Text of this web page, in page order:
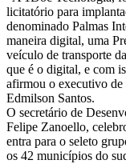
licitatório para
denominado Palmas
maneira digital, uma
veículo de transporte
que é o digital, e com
afirmou o executivo de
Edmilson Santos.
O secretário de
Felipe Zanoello,
entra para o seleto
os 42 municípios do